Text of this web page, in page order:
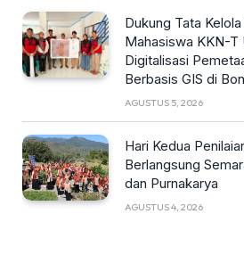
Dukung Tata
Mahasiswa KKN-T
Digitalisasi
Berbasis GIS di
AGUSTUS 5, 2026
Hari Kedua
Berlangsung
dan Purnakarya
AGUSTUS 4, 2026